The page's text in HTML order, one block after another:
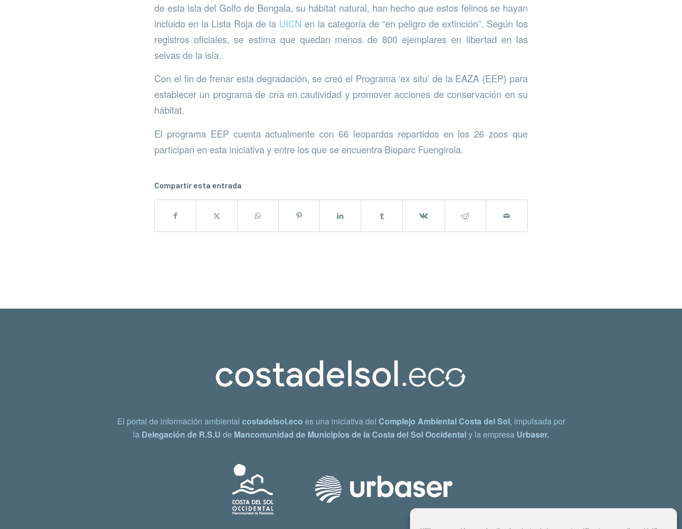
de esta isla del Golfo de Bengala, su hábitat natural, han hecho que estos felinos se hayan
incluido en la Lista Roja de la UICN en la categoría de “en peligro de extinción”. Según los
registros oficiales, se estima que quedan menos de 800 ejemplares en libertad en las
selvas de la isla.
Con el fin de frenar esta degradación, se creó el Programa ‘ex situ’ de la EAZA (EEP) para
establecer un programa de cría en cautividad y promover acciones de conservación en su
hábitat.
El programa EEP cuenta actualmente con 66 leopardos repartidos en los 26 zoos que
participan en esta iniciativa y entre los que se encuentra Bioparc Fuengirola.
Compartir esta entrada
El portal de información ambiental costadelsol.eco es una iniciativa del Complejo Ambiental Costa del Sol, impulsada por
la Delegación de R.S.U de Mancomunidad de Municipios de la Costa del Sol Occidentaly la empresa Urbaser.